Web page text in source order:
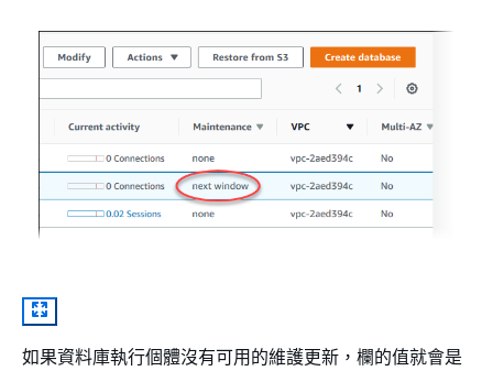
如果資料庫執行個體沒有可用的維護更新，欄的值就會是